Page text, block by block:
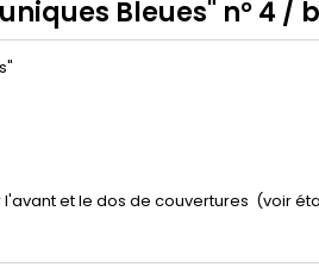
Bleues" n° 4 /
l'avant et le dos de couvertures (voir